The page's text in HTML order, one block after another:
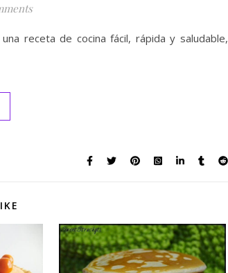
receta de cocina fácil, rápida y saludable,